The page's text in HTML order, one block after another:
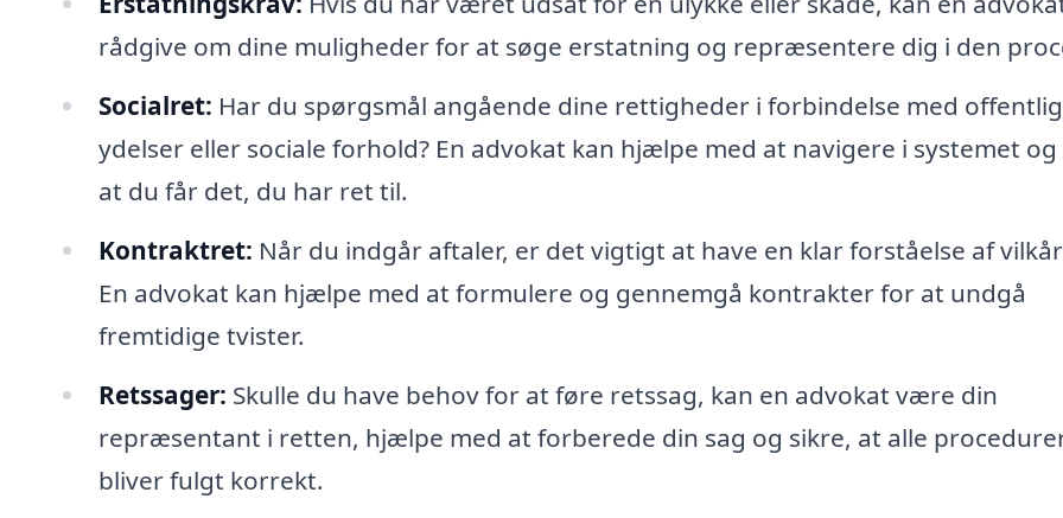
rådgive om dine muligheder for at søge erstatning og repræsentere dig i den
Socialret: Har du spørgsmål angående dine rettigheder i forbindelse med
ydelser eller sociale forhold? En advokat kan hjælpe med at navigere i systemet og
at du får det, du har ret til.
Kontraktret: Når du indgår aftaler, er det vigtigt at have en klar forståelse af
En advokat kan hjælpe med at formulere og gennemgå kontrakter for at undgå
fremtidige tvister.
Retssager: Skulle du have behov for at føre retssag, kan en advokat være din
repræsentant i retten, hjælpe med at forberede din sag og sikre, at alle
bliver fulgt korrekt.